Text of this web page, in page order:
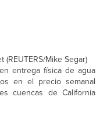
Mike Segar)
entrega física de agua
en el precio semanal
cuencas de California